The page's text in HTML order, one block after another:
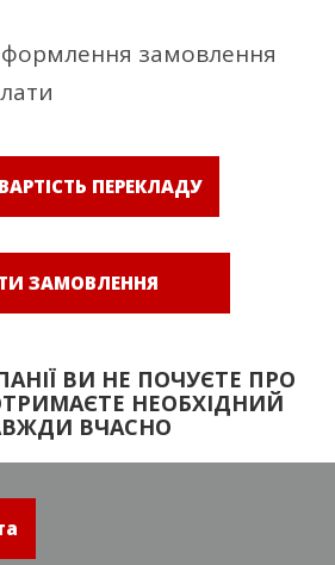
замовлення
ПЕРЕКЛАДУ
ЗАМОВЛЕННЯ
ВИ НЕ ПОЧУЄТЕ ПРО
НЕОБХІДНИЙ
ВЧАСНО